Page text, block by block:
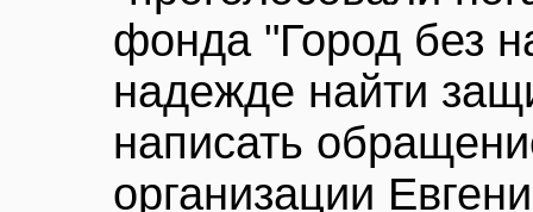
фонда "Город без
надежде найти
написать
организации